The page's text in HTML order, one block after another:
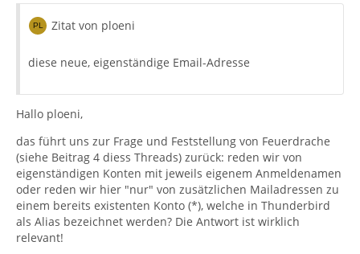
Zitat von ploeni
diese neue, eigenständige Email-Adresse
Hallo ploeni,
das führt uns zur Frage und Feststellung von Feuerdrache
(siehe Beitrag 4 diess Threads) zurück: reden wir von
eigenständigen Konten mit jeweils eigenem Anmeldenamen
oder reden wir hier "nur" von zusätzlichen Mailadressen zu
einem bereits existenten Konto (*), welche in Thunderbird
als Alias bezeichnet werden? Die Antwort ist wirklich
relevant!